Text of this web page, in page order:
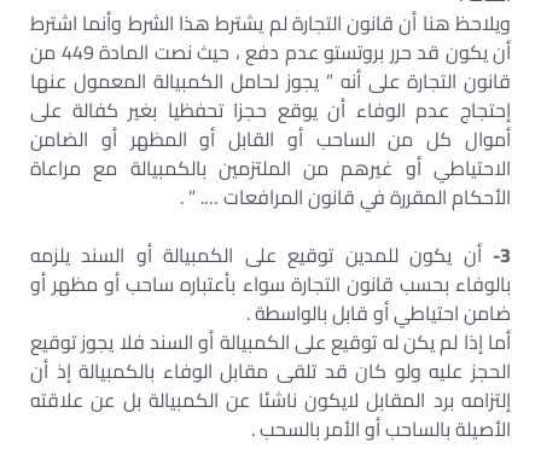
ويلاحظ هنا أن قانون التجارة لم يشترط هذا الشرط وأنما اشترط
أن يكون قد حرر بروتستو عدم دفع ، حيث نصت المادة 449 من
قانون التجارة على أنه ” يجوز لحامل الكمبيالة المعمول عنها
إحتجاج عدم الوفاء أن يوقع حجزا تحفظيا بغير كفالة على
أموال كل من الساحب أو القابل أو المظهر أو الضامن
الاحتياطي أو غيرهم من الملتزمين بالكمبيالة مع مراعاة
الأحكام المقررة في قانون المرافعات …. ” .
3- أن يكون للمدين توقيع على الكمبيالة أو السند يلزمه
بالوفاء بحسب قانون التجارة سواء بأعتباره ساحب أو مظهر أو
ضامن احتياطي أو قابل بالواسطة .
أما إذا لم يكن له توقيع على الكمبيالة أو السند فلا يجوز توقيع
الحجز عليه ولو كان قد تلقى مقابل الوفاء بالكمبيالة إذ أن
إلتزامه برد المقابل لايكون ناشئا عن الكمبيالة بل عن علاقته
الأصيلة بالساحب أو الأمر بالسحب .